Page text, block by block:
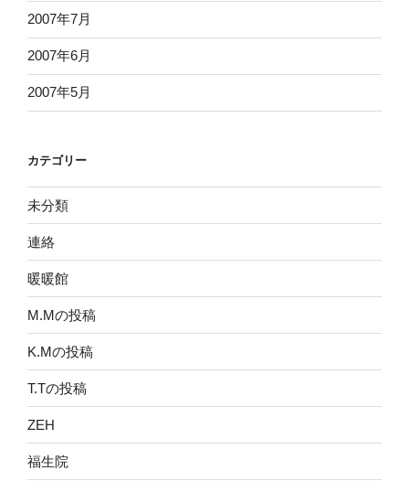
2007年7月
2007年6月
2007年5月
カテゴリー
未分類
連絡
暖暖館
M.Mの投稿
K.Mの投稿
T.Tの投稿
ZEH
福生院